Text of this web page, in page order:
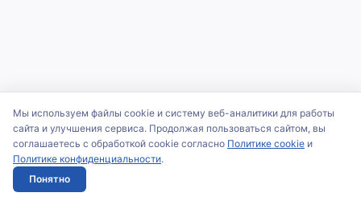
Мы используем файлы cookie и систему веб-аналитики для работы
сайта и улучшения сервиса. Продолжая пользоваться сайтом, вы
соглашаетесь с обработкой cookie согласно Политике cookie и
Политике конфиденциальности.
Понятно